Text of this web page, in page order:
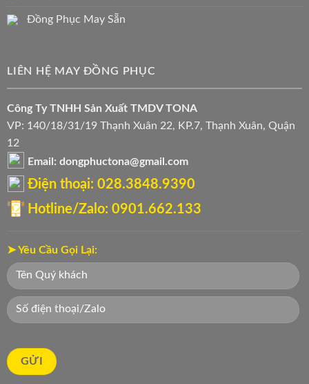
Đồng Phục May Sẵn
LIÊN HỆ MAY ĐỒNG PHỤC
Công Ty TNHH Sản Xuất TMDV TONA
VP: 140/18/31/19 Thạnh Xuân 22, KP.7, Thạnh Xuân, Quận
12
Email: dongphuctona@gmail.com
Điện thoại: ‭028.3848.9390‬
Hotline/Zalo: 0901.662.133
➤ Yêu Cầu Gọi Lại: